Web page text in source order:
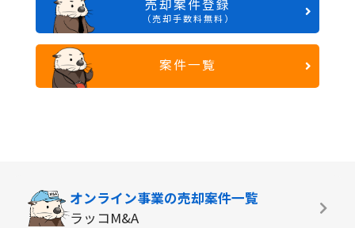
売却案件登録
（売却手数料無料）
案件一覧
オンライン事業の売却案件一覧
ラッコM&A